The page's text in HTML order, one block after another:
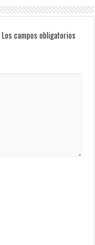
Los campos obligatorios